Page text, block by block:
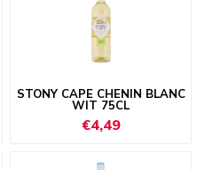
STONY CAPE CHENIN BLANC
WIT 75CL
€4,49